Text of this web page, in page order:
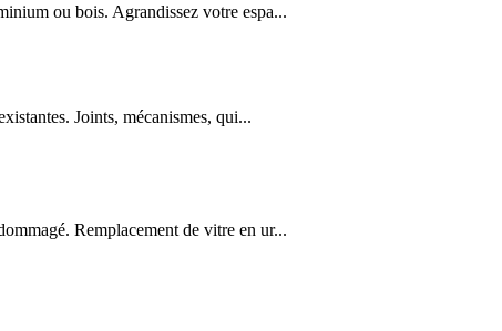
ou bois. Agrandissez votre espa...
Joints, mécanismes, qui...
Remplacement de vitre en ur...